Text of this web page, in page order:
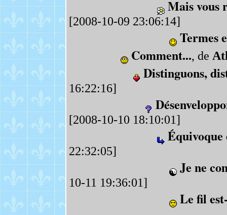
Mais vous
[2008-10-09 23:06:14]
Termes
Comment..., de
Distinguons,
16:22:16]
[2008-10-10 18:10:01]
Équivoque
22:32:05]
Je ne
10-11 19:36:01]
Le fil